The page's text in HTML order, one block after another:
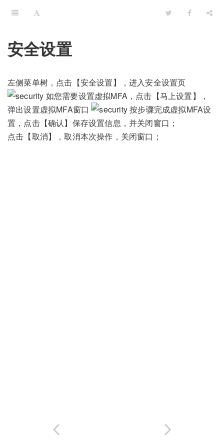
安全设置
左侧菜单树，点击【安全设置】，进入安全设置页
如您需要设置虚拟MFA，点击【马上设置】，
弹出设置虚拟MFA窗口
按步骤完成虚拟MFA设
置，点击【确认】保存设置信息，并关闭窗口；
点击【取消】，取消本次操作，关闭窗口；